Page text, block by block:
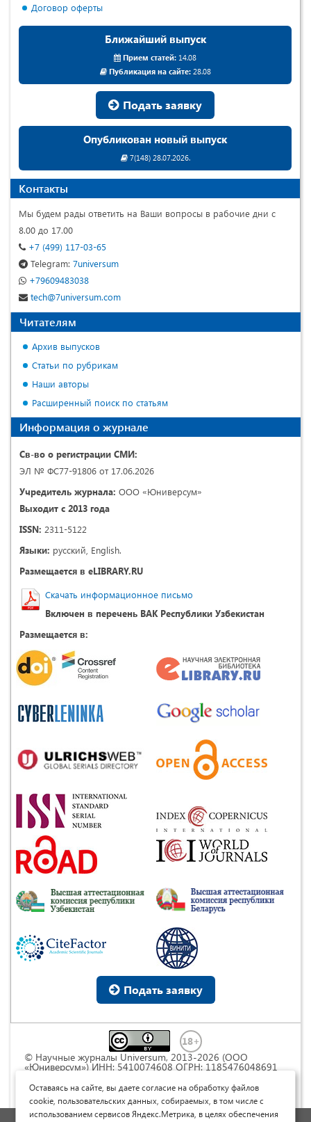
Договор оферты
Ближайший выпуск
Прием статей: 14.08
Публикация на сайте:28.08
Подать заявку
Опубликован новый выпуск
7(148) 28.07.2026.
Контакты
Мы будем рады ответить на Ваши вопросы в рабочие дни с
8.00 до 17.00
+7 (499) 117-03-65
Telegram: 7universum
+79609483038
tech@7universum.com
Читателям
Архив выпусков
Статьи по рубрикам
Наши авторы
Расширенный поиск по статьям
Информация о журнале
Св-во о регистрации СМИ:
ЭЛ № ФС77-91806 от 17.06.2026
Учредитель журнала: ООО «Юниверсум»
Выходит с 2013 года
ISSN: 2311-5122
Языки: русский, English.
Размещается в eLIBRARY.RU
Скачать информационное письмо
Включен в перечень ВАК Республики Узбекистан
Размещается в:
Подать заявку
© Научные журналы Universum, 2013-2026 (ООО
«Юниверсум») ИНН: 5410074608 ОГРН: 1185476048691
Commons « Attribution» («Атрибуция») 4.0
Непортированная
Оставаясь на сайте, вы даете согласие на обработку файлов
cookie, пользовательских данных, собираемых, в том числе с
использованием сервисов Яндекс.Метрика, в целях обеспечения